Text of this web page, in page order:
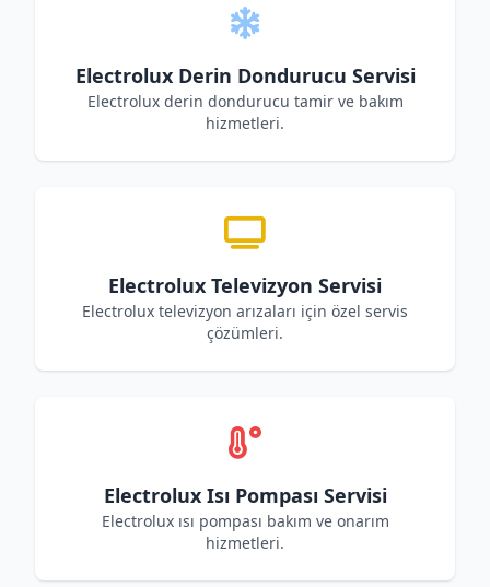
Electrolux Derin Dondurucu Servisi
Electrolux derin dondurucu tamir ve bakım
hizmetleri.
Electrolux Televizyon Servisi
Electrolux televizyon arızaları için özel servis
çözümleri.
Electrolux Isı Pompası Servisi
Electrolux ısı pompası bakım ve onarım
hizmetleri.